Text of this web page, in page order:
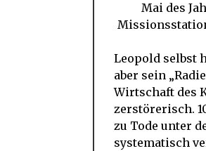
Mai des
Leopold selbst
aber sein
Wirtschaft des
zerstörerisch.
zu Tode unter
systematisch